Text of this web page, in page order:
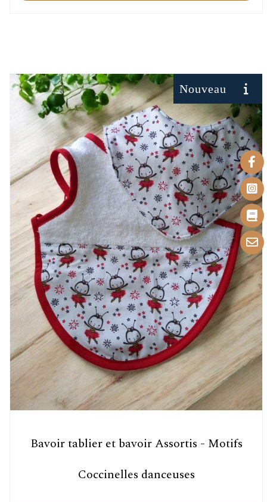
Bavoir tablier et bavoir Assortis - Motifs
Coccinelles danceuses